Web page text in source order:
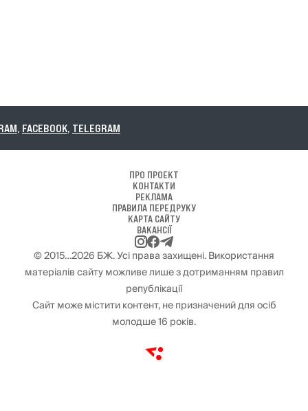
,TELEGRAM
ПРО ПРОЕКТ
КОНТАКТИ
РЕКЛАМА
ПРАВИЛА ПЕРЕДРУКУ
КАРТА САЙТУ
ВАКАНСІЇ
© 2015…2026 БЖ. Усі права захищені. Використання
матеріалів сайту можливе лише з дотриманням правил
републікації
Сайт може містити контент, не призначений для осіб
молодше 16 років.